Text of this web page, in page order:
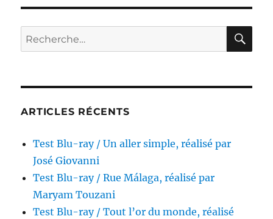
Chut…
chère
Recherche
pour :
ARTICLES RÉCENTS
Test Blu-ray / Un aller simple, réalisé par
José Giovanni
Test Blu-ray / Rue Málaga, réalisé par
Maryam Touzani
Test Blu-ray / Tout l’or du monde, réalisé